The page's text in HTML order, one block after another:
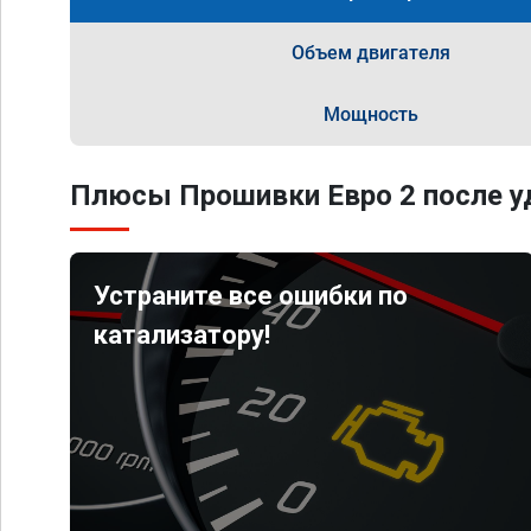
Объем двигателя
Мощность
Плюсы Прошивки Евро 2 после
Устраните все ошибки по
катализатору!